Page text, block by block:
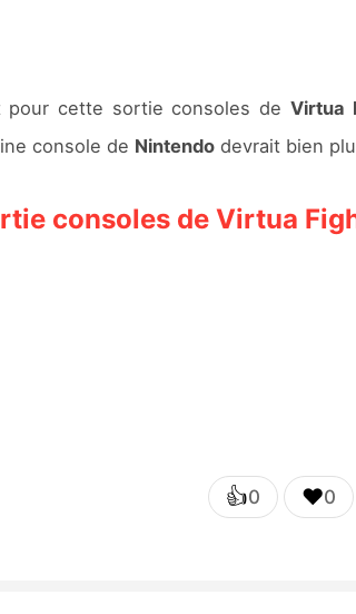
cette sortie consoles de Virtua
console de Nintendodevrait bien
consoles de Virtua
👍0 ❤️0